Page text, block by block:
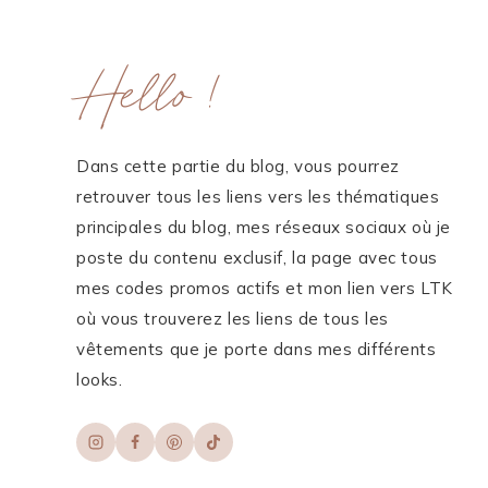
ME CONTACTER
WORK WITH ME
MA NEWSLETTER
InstagramPinterest LinkedIn
Hello !
Dans cette partie du blog, vous pourrez
retrouver tous les liens vers les thématiques
principales du blog, mes réseaux sociaux où je
poste du contenu exclusif, la page avec tous
mes codes promos actifs et mon lien vers LTK
où vous trouverez les liens de tous les
vêtements que je porte dans mes différents
looks.